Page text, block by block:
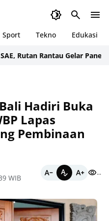
Sport Tekno Edukasi
Rantau Gelar Panen Sawi
Hadiri Buka
Lapas
Pembinaan
WIB
...